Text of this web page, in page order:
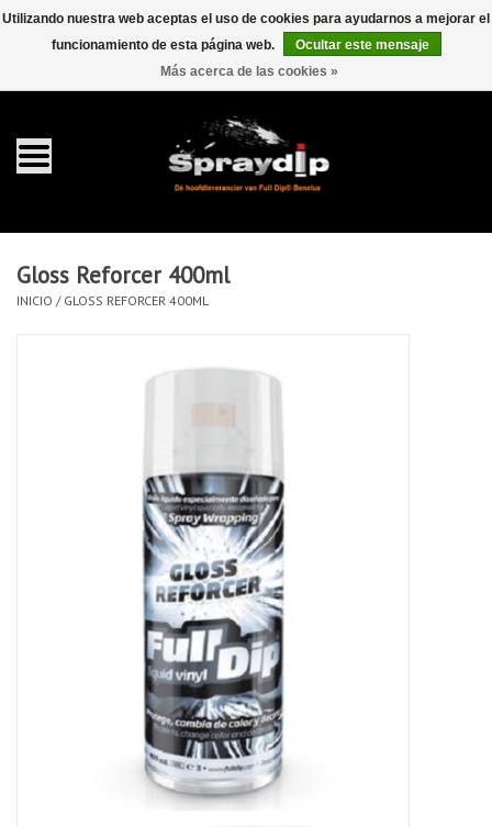
0 Artículos - €0,00
galón 4 liter
Spray 400ml
Completa dip sets
FullCarX® Detailing
Gloss Reforcer 400ml
INICIO / GLOSS REFORCER 400ML
Utilizando nuestra web aceptas el uso de cookies para ayudarnos a mejorar el
funcionamiento de esta página web.
Ocultar este mensaje
Más acerca de las cookies »